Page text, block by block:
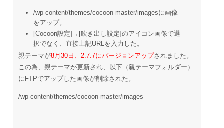
/wp-content/themes/cocoon-master/imagesに画像
をアップ。
[Cocoon設定]→[吹き出し設定]のアイコン画像で選
択でなく、直接上記URLを入力した。
親テーマが8月30日、2.7.7にバージョンアップされました。
この為、親テーマが更新され、以下（親テーマフォルダー）
にFTPでアップした画像が削除された。
/wp-content/themes/cocoon-master/images